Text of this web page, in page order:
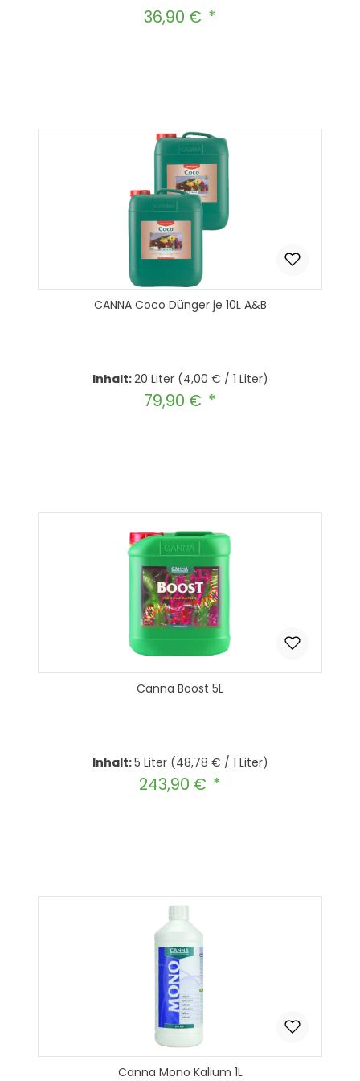
Regulärer Preis:
36,90 €
CANNA Coco Dünger je 10L A&B
Inhalt:20 Liter (4,00 € / 1 Liter)
Regulärer Preis:
79,90 €
Canna Boost 5L
Inhalt:5 Liter (48,78 € / 1 Liter)
Regulärer Preis:
243,90 €
Canna Mono Kalium 1L